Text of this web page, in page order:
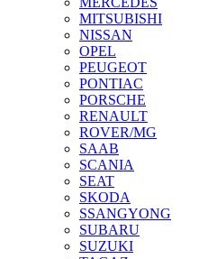
MITSUBISHI
NISSAN
OPEL
PEUGEOT
PONTIAC
PORSCHE
RENAULT
ROVER/MG
SAAB
SCANIA
SEAT
SKODA
SSANGYONG
SUBARU
SUZUKI